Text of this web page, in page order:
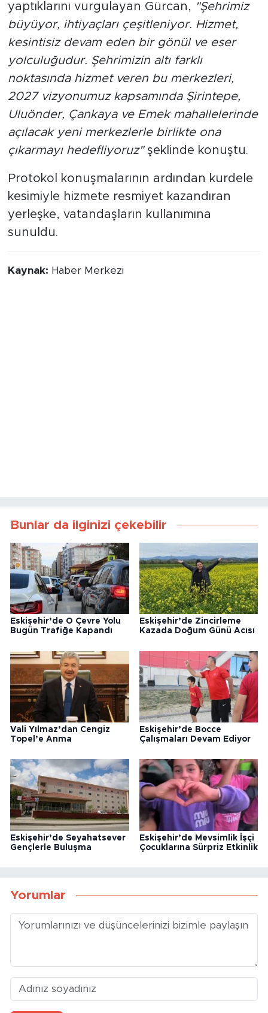
yaptıklarını vurgulayan Gürcan, "Şehrimiz
büyüyor, ihtiyaçları çeşitleniyor. Hizmet,
kesintisiz devam eden bir gönül ve eser
yolculuğudur. Şehrimizin altı farklı
noktasında hizmet veren bu merkezleri,
2027 vizyonumuz kapsamında Şirintepe,
Uluönder, Çankaya ve Emek mahallelerinde
açılacak yeni merkezlerle birlikte ona
çıkarmayı hedefliyoruz"şeklinde konuştu.
Protokol konuşmalarının ardından kurdele
kesimiyle hizmete resmiyet kazandıran
yerleşke, vatandaşların kullanımına
sunuldu.
Kaynak: Haber Merkezi
Bunlar da ilginizi çekebilir
Eskişehir’de O Çevre Yolu
Bugün Trafiğe Kapandı
Eskişehir’de Zincirleme
Kazada Doğum Günü Acısı
Vali Yılmaz’dan Cengiz
Topel’e Anma
Eskişehir’de Bocce
Çalışmaları Devam Ediyor
Eskişehir’de Seyahatsever
Gençlerle Buluşma
Eskişehir’de Mevsimlik İşçi
Çocuklarına Sürpriz Etkinlik
Yorumlar